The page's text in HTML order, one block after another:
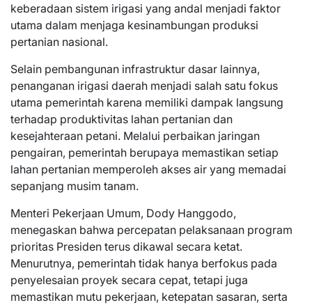
keberadaan sistem irigasi yang andal menjadi faktor
utama dalam menjaga kesinambungan produksi
pertanian nasional.
Selain pembangunan infrastruktur dasar lainnya,
penanganan irigasi daerah menjadi salah satu fokus
utama pemerintah karena memiliki dampak langsung
terhadap produktivitas lahan pertanian dan
kesejahteraan petani. Melalui perbaikan jaringan
pengairan, pemerintah berupaya memastikan setiap
lahan pertanian memperoleh akses air yang memadai
sepanjang musim tanam.
Menteri Pekerjaan Umum, Dody Hanggodo,
menegaskan bahwa percepatan pelaksanaan program
prioritas Presiden terus dikawal secara ketat.
Menurutnya, pemerintah tidak hanya berfokus pada
penyelesaian proyek secara cepat, tetapi juga
memastikan mutu pekerjaan, ketepatan sasaran, serta